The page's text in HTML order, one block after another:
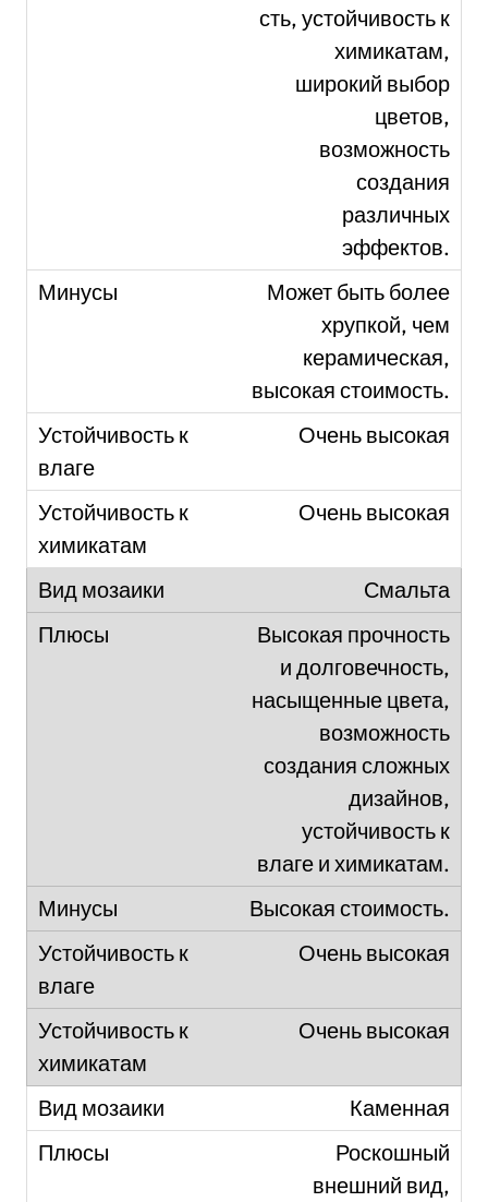
сть, устойчивость к
химикатам,
широкий выбор
цветов,
возможность
создания
различных
эффектов.
Может быть более
хрупкой, чем
керамическая,
высокая стоимость.
Очень высокая
Очень высокая
Смальта
Высокая прочность
и долговечность,
насыщенные цвета,
возможность
создания сложных
дизайнов,
устойчивость к
влаге и химикатам.
Высокая стоимость.
Очень высокая
Очень высокая
Каменная
Роскошный
внешний вид,